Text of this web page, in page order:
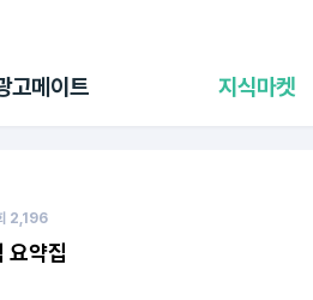
고메이트 지식마켓
고리포트
2,196
요약집